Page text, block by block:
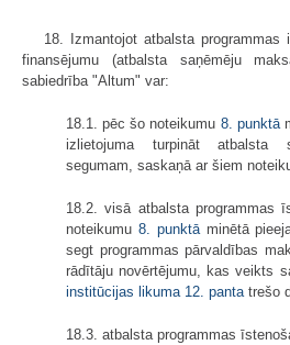
18. Izmantojot atbalsta programmas
finansējumu (atbalsta saņēmēju
sabiedrība "Altum" var:
18.1. pēc šo noteikumu 8. punktā
izlietojuma turpināt
segumam, saskaņā ar šiem
18.2. visā atbalsta programmas
noteikumu 8. punktāminētā
segt programmas pārvaldības
rādītāju novērtējumu, kas veikts
institūcijas likuma 12. pantatrešo
18.3. atbalsta programmas